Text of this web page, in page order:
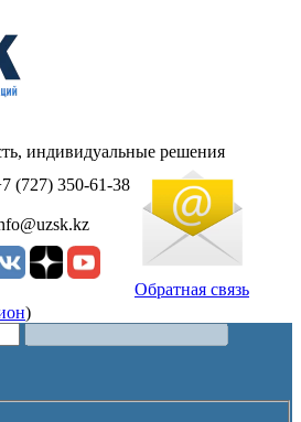
индивидуальные решения
(727) 350-61-38
Обратная связь
)